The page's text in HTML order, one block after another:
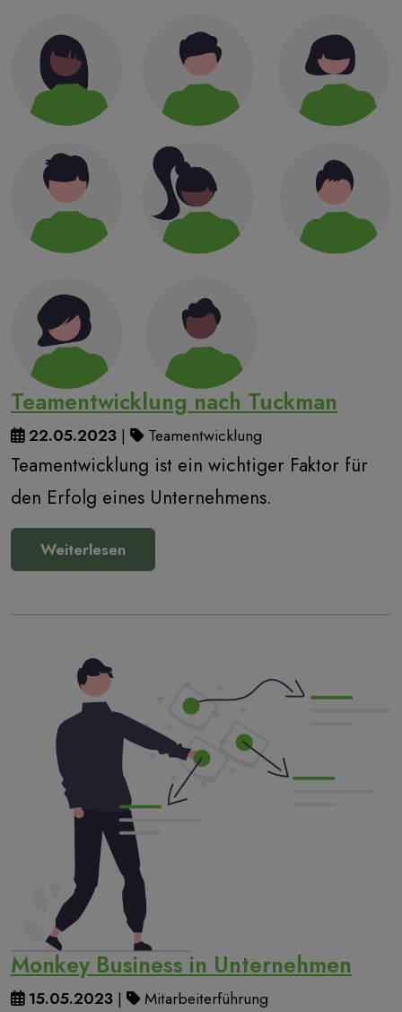
Teamentwicklung nach Tuckman
22.05.2023 | Teamentwicklung
Teamentwicklung ist ein wichtiger Faktor für
den Erfolg eines Unternehmens.
Weiterlesen
Monkey Business in Unternehmen
15.05.2023 | Mitarbeiterführung